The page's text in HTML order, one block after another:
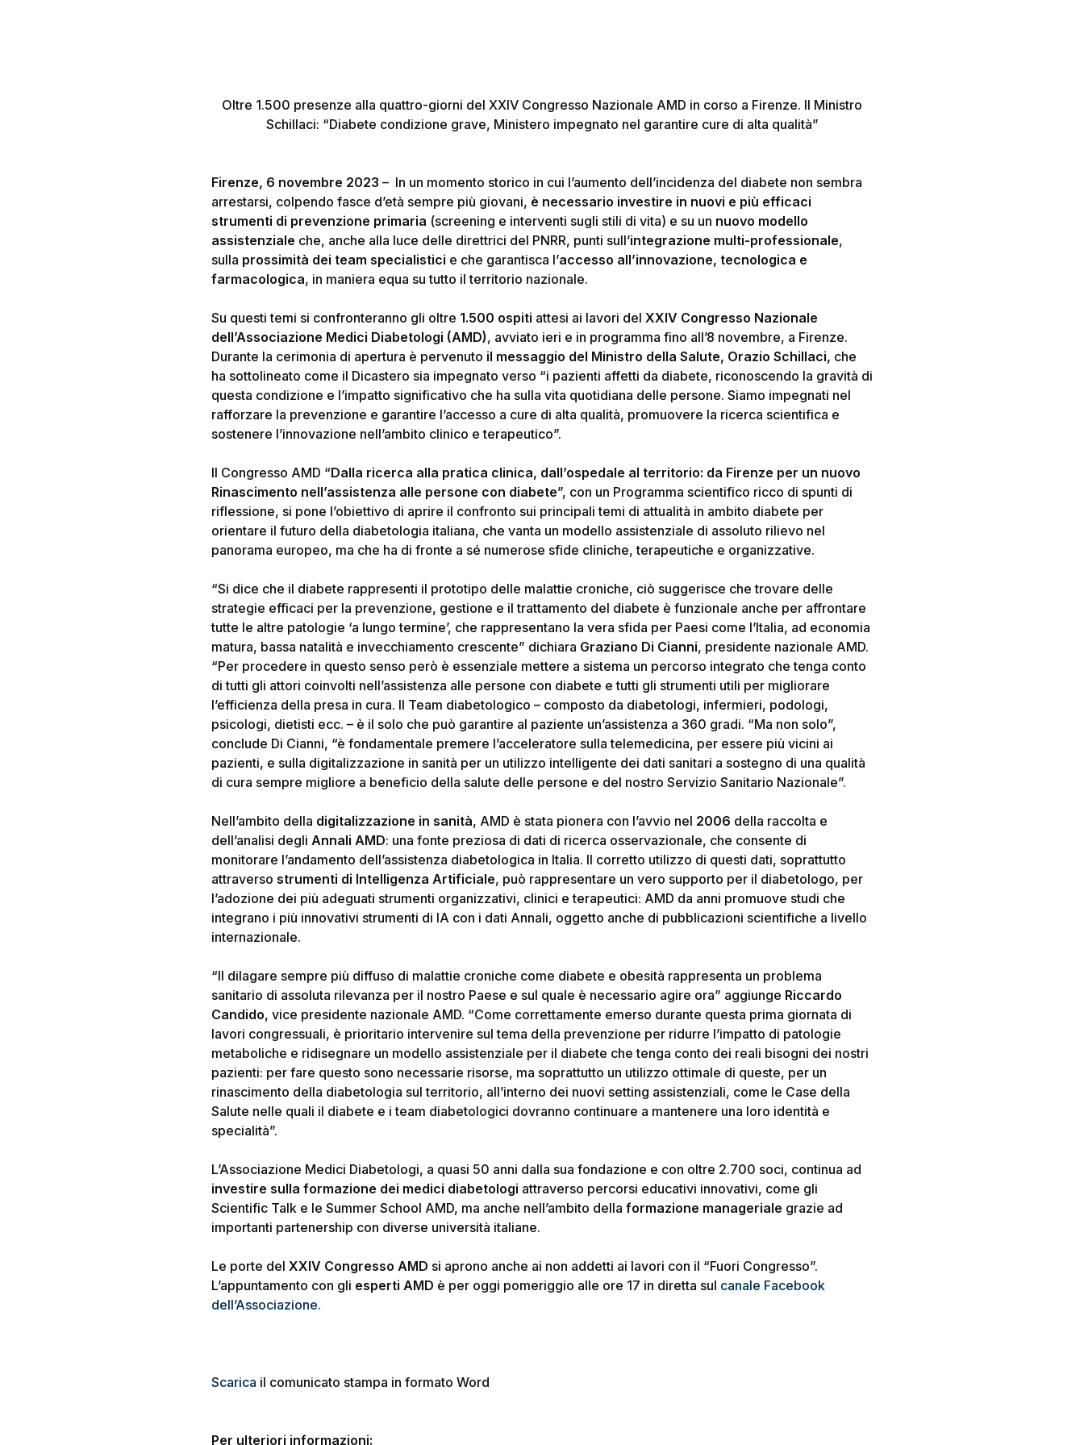
Hit enter to search or ESC to close
Oltre 1.500 presenze alla quattro-giorni del XXIV Congresso Nazionale AMD in corso a Firenze. Il Ministro
Schillaci: “Diabete condizione grave, Ministero impegnato nel garantire cure di alta qualità”
Firenze, 6 novembre 2023 – In un momento storico in cui l’aumento dell’incidenza del diabete non sembra
arrestarsi, colpendo fasce d’età sempre più giovani, è necessario investire in nuovi e più efficaci
strumenti di prevenzione primaria (screening e interventi sugli stili di vita) e su un nuovo modello
assistenziale che, anche alla luce delle direttrici del PNRR, punti sull’integrazione multi-professionale,
sulla prossimità dei team specialistici e che garantisca l’accesso all’innovazione, tecnologica e
farmacologica, in maniera equa su tutto il territorio nazionale.
Su questi temi si confronteranno gli oltre 1.500 ospiti attesi ai lavori del XXIV Congresso Nazionale
dell’Associazione Medici Diabetologi (AMD), avviato ieri e in programma fino all’8 novembre, a Firenze.
Durante la cerimonia di apertura è pervenuto il messaggio del Ministro della Salute, Orazio Schillaci, che
ha sottolineato come il Dicastero sia impegnato verso “i pazienti affetti da diabete, riconoscendo la gravità di
questa condizione e l’impatto significativo che ha sulla vita quotidiana delle persone. Siamo impegnati nel
rafforzare la prevenzione e garantire l’accesso a cure di alta qualità, promuovere la ricerca scientifica e
sostenere l’innovazione nell’ambito clinico e terapeutico”.
Il Congresso AMD “Dalla ricerca alla pratica clinica, dall’ospedale al territorio: da Firenze per un nuovo
Rinascimento nell’assistenza alle persone con diabete”, con un Programma scientifico ricco di spunti di
riflessione, si pone l’obiettivo di aprire il confronto sui principali temi di attualità in ambito diabete per
orientare il futuro della diabetologia italiana, che vanta un modello assistenziale di assoluto rilievo nel
panorama europeo, ma che ha di fronte a sé numerose sfide cliniche, terapeutiche e organizzative.
“Si dice che il diabete rappresenti il prototipo delle malattie croniche, ciò suggerisce che trovare delle
strategie efficaci per la prevenzione, gestione e il trattamento del diabete è funzionale anche per affrontare
tutte le altre patologie ‘a lungo termine’, che rappresentano la vera sfida per Paesi come l’Italia, ad economia
matura, bassa natalità e invecchiamento crescente” dichiara Graziano Di Cianni, presidente nazionale AMD.
“Per procedere in questo senso però è essenziale mettere a sistema un percorso integrato che tenga conto
di tutti gli attori coinvolti nell’assistenza alle persone con diabete e tutti gli strumenti utili per migliorare
l’efficienza della presa in cura. Il Team diabetologico – composto da diabetologi, infermieri, podologi,
psicologi, dietisti ecc. – è il solo che può garantire al paziente un’assistenza a 360 gradi. “Ma non solo”,
conclude Di Cianni, “è fondamentale premere l’acceleratore sulla telemedicina, per essere più vicini ai
pazienti, e sulla digitalizzazione in sanità per un utilizzo intelligente dei dati sanitari a sostegno di una qualità
di cura sempre migliore a beneficio della salute delle persone e del nostro Servizio Sanitario Nazionale”.
Nell’ambito della digitalizzazione in sanità, AMD è stata pionera con l’avvio nel 2006 della raccolta e
dell’analisi degli Annali AMD: una fonte preziosa di dati di ricerca osservazionale, che consente di
monitorare l’andamento dell’assistenza diabetologica in Italia. Il corretto utilizzo di questi dati, soprattutto
attraverso strumenti di Intelligenza Artificiale, può rappresentare un vero supporto per il diabetologo, per
l’adozione dei più adeguati strumenti organizzativi, clinici e terapeutici: AMD da anni promuove studi che
integrano i più innovativi strumenti di IA con i dati Annali, oggetto anche di pubblicazioni scientifiche a livello
internazionale.
“Il dilagare sempre più diffuso di malattie croniche come diabete e obesità rappresenta un problema
sanitario di assoluta rilevanza per il nostro Paese e sul quale è necessario agire ora” aggiunge Riccardo
Candido, vice presidente nazionale AMD. “Come correttamente emerso durante questa prima giornata di
lavori congressuali, è prioritario intervenire sul tema della prevenzione per ridurre l’impatto di patologie
metaboliche e ridisegnare un modello assistenziale per il diabete che tenga conto dei reali bisogni dei nostri
pazienti: per fare questo sono necessarie risorse, ma soprattutto un utilizzo ottimale di queste, per un
rinascimento della diabetologia sul territorio, all’interno dei nuovi setting assistenziali, come le Case della
Salute nelle quali il diabete e i team diabetologici dovranno continuare a mantenere una loro identità e
specialità”.
L’Associazione Medici Diabetologi, a quasi 50 anni dalla sua fondazione e con oltre 2.700 soci, continua ad
investire sulla formazione dei medici diabetologi attraverso percorsi educativi innovativi, come gli
Scientific Talk e le Summer School AMD, ma anche nell’ambito della formazione manageriale grazie ad
importanti partenership con diverse università italiane.
Le porte del XXIV Congresso AMD si aprono anche ai non addetti ai lavori con il “Fuori Congresso”.
L’appuntamento con gli esperti AMD è per oggi pomeriggio alle ore 17 in diretta sul canale Facebook
dell’Associazione.
Scarica il comunicato stampa in formato Word
Per ulteriori informazioni: